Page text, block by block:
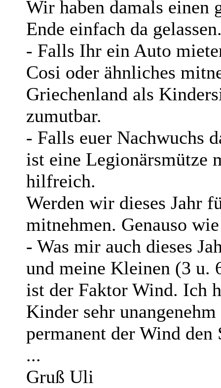
Wir haben damals einen
Ende einfach da
- Falls Ihr ein Auto
Cosi oder ähnliches
Griechenland als
zumutbar.
- Falls euer Nachwuchs
ist eine Legionärsmütze
hilfreich.
Werden wir dieses Jahr
mitnehmen. Genauso
- Was mir auch dieses
und meine Kleinen (3 u.
ist der Faktor Wind. Ich
Kinder sehr
permanent der Wind
...
Gruß Uli